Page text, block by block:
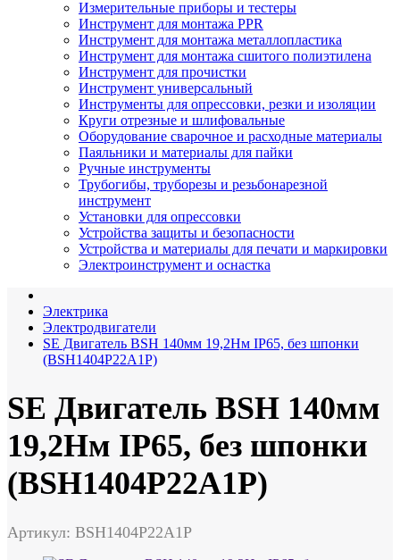
Измерительные приборы и тестеры
Инструмент для монтажа PPR
Инструмент для монтажа металлопластика
Инструмент для монтажа сшитого полиэтилена
Инструмент для прочистки
Инструмент универсальный
Инструменты для опрессовки, резки и изоляции
Круги отрезные и шлифовальные
Оборудование сварочное и расходные материалы
Паяльники и материалы для пайки
Ручные инструменты
Трубогибы, труборезы и резьбонарезной
инструмент
Установки для опрессовки
Устройства защиты и безопасности
Устройства и материалы для печати и маркировки
Электроинструмент и оснастка
Электрика
Электродвигатели
SE Двигатель BSH 140мм 19,2Нм IP65, без шпонки
(BSH1404P22A1P)
SE Двигатель BSH 140мм
19,2Нм IP65, без шпонки
(BSH1404P22A1P)
Артикул: BSH1404P22A1P